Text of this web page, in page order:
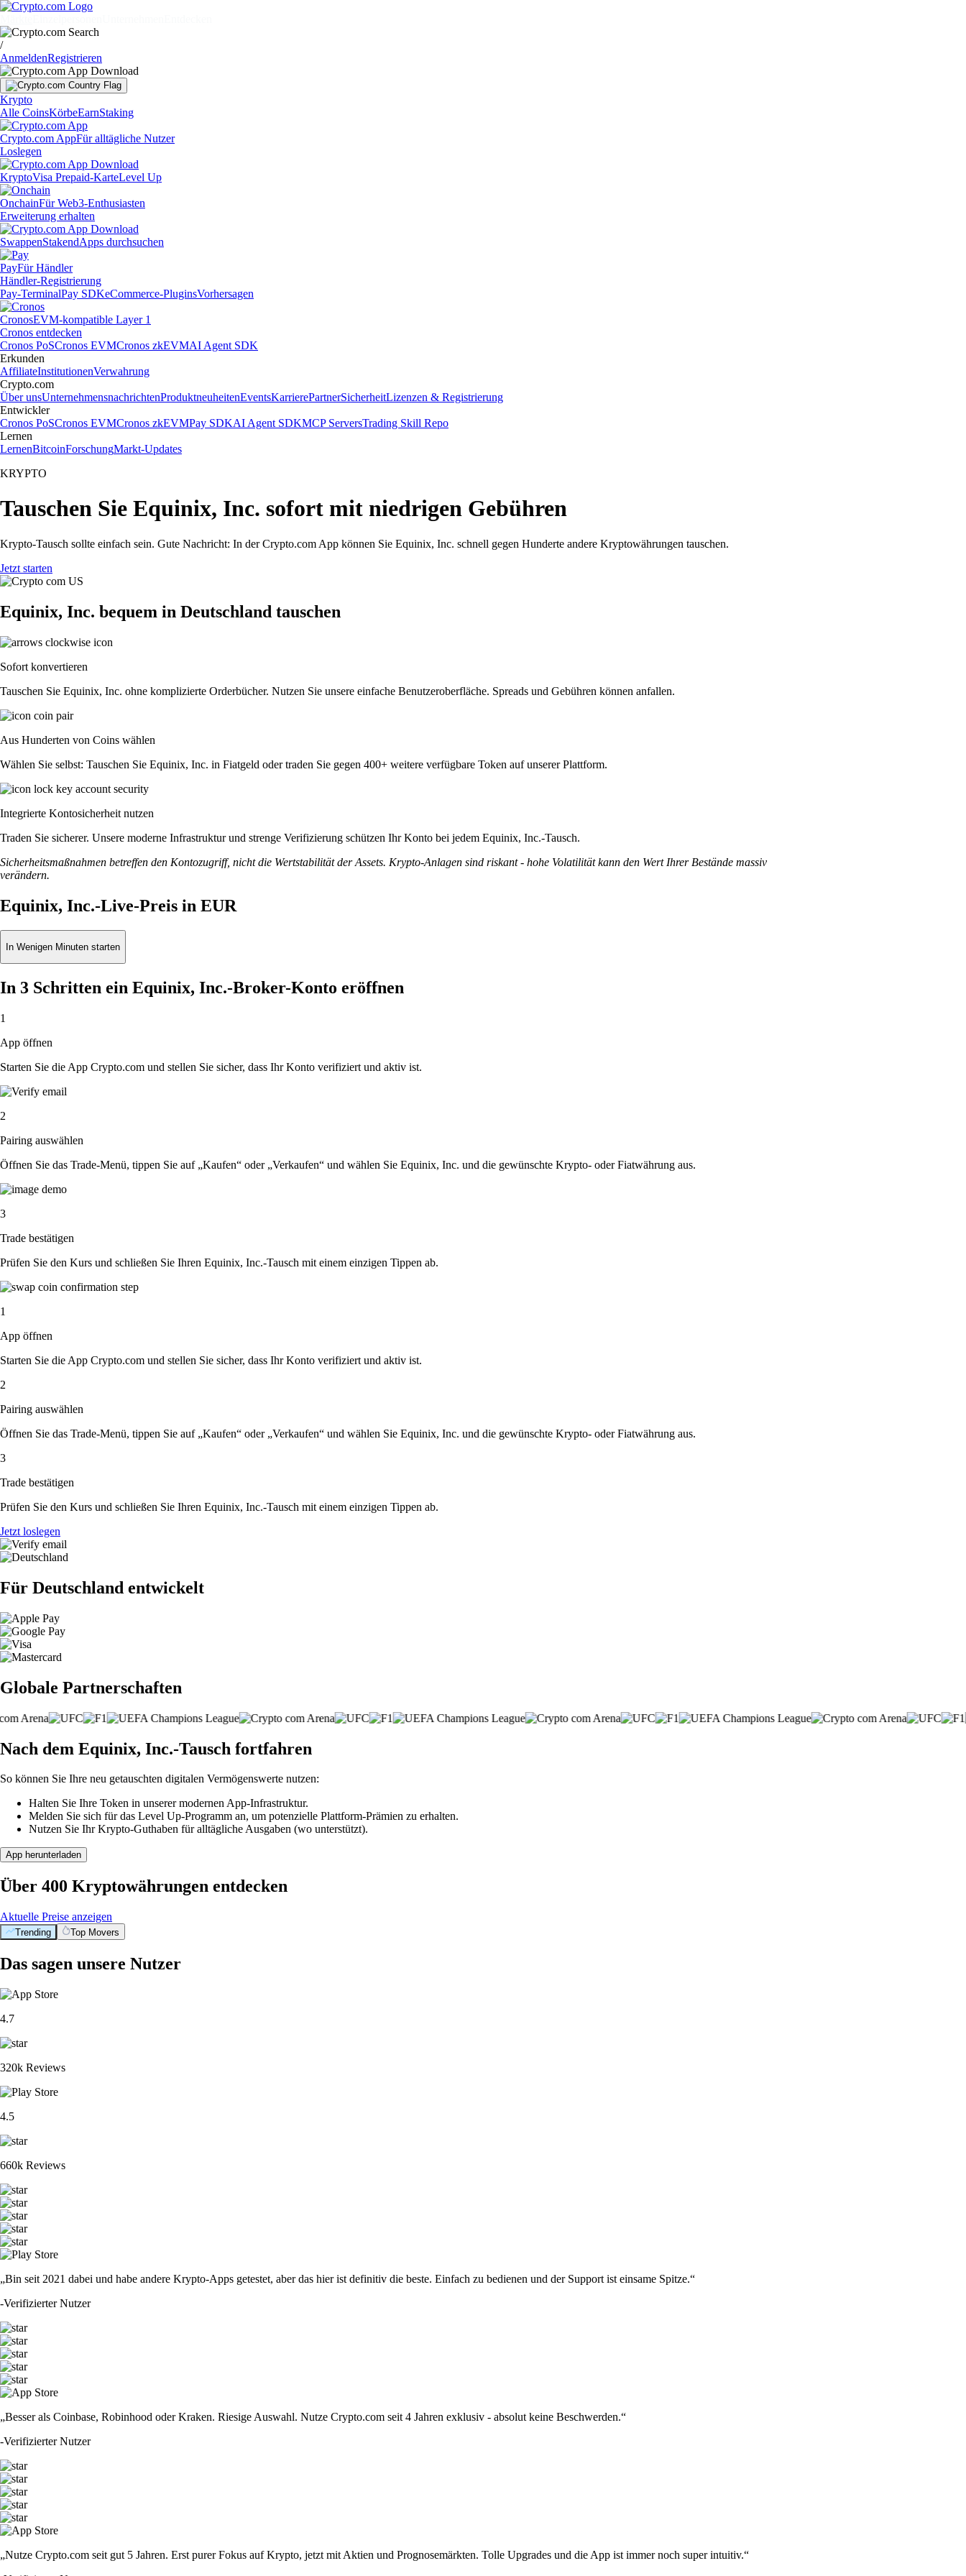
/
AnmeldenRegistrieren
Krypto
Alle CoinsKörbeEarnStaking
Crypto.com AppFür alltägliche Nutzer
Loslegen
KryptoVisa Prepaid-KarteLevel Up
OnchainFür Web3-Enthusiasten
Erweiterung erhalten
SwappenStakendApps durchsuchen
PayFür Händler
Händler-Registrierung
Pay-TerminalPay SDKeCommerce-PluginsVorhersagen
CronosEVM-kompatible Layer 1
Cronos entdecken
Cronos PoSCronos EVMCronos zkEVMAI Agent SDK
Erkunden
AffiliateInstitutionenVerwahrung
Crypto.com
Über unsUnternehmensnachrichtenProduktneuheitenEventsKarrierePartnerSicherheitLizenzen & Registrierung
Entwickler
Cronos PoSCronos EVMCronos zkEVMPay SDKAI Agent SDKMCP ServersTrading Skill Repo
Lernen
LernenBitcoinForschungMarkt-Updates
KRYPTO
Tauschen Sie Equinix, Inc. sofort mit niedrigen Gebühren
Krypto-Tausch sollte einfach sein. Gute Nachricht: In der Crypto.com App können Sie Equinix, Inc. schnell gegen Hunderte andere Kryptowährungen tauschen.
Jetzt starten
Equinix, Inc. bequem in Deutschland tauschen
Sofort konvertieren
Tauschen Sie Equinix, Inc. ohne komplizierte Orderbücher. Nutzen Sie unsere einfache Benutzeroberfläche. Spreads und Gebühren können anfallen.
Aus Hunderten von Coins wählen
Wählen Sie selbst: Tauschen Sie Equinix, Inc. in Fiatgeld oder traden Sie gegen 400+ weitere verfügbare Token auf unserer Plattform.
Integrierte Kontosicherheit nutzen
Traden Sie sicherer. Unsere moderne Infrastruktur und strenge Verifizierung schützen Ihr Konto bei jedem Equinix, Inc.-Tausch.
Sicherheitsmaßnahmen betreffen den Kontozugriff, nicht die Wertstabilität der Assets. Krypto-Anlagen sind riskant - hohe Volatilität kann den Wert Ihrer Bestände massiv
verändern.
Equinix, Inc.-Live-Preis in EUR
In Wenigen Minuten starten
In 3 Schritten ein Equinix, Inc.-Broker-Konto eröffnen
1
App öffnen
Starten Sie die App Crypto.com und stellen Sie sicher, dass Ihr Konto verifiziert und aktiv ist.
2
Pairing auswählen
Öffnen Sie das Trade-Menü, tippen Sie auf „Kaufen“ oder „Verkaufen“ und wählen Sie Equinix, Inc. und die gewünschte Krypto- oder Fiatwährung aus.
3
Trade bestätigen
Prüfen Sie den Kurs und schließen Sie Ihren Equinix, Inc.-Tausch mit einem einzigen Tippen ab.
1
App öffnen
Starten Sie die App Crypto.com und stellen Sie sicher, dass Ihr Konto verifiziert und aktiv ist.
2
Pairing auswählen
Öffnen Sie das Trade-Menü, tippen Sie auf „Kaufen“ oder „Verkaufen“ und wählen Sie Equinix, Inc. und die gewünschte Krypto- oder Fiatwährung aus.
3
Trade bestätigen
Prüfen Sie den Kurs und schließen Sie Ihren Equinix, Inc.-Tausch mit einem einzigen Tippen ab.
Jetzt loslegen
Für Deutschland entwickelt
Globale Partnerschaften
Nach dem Equinix, Inc.-Tausch fortfahren
So können Sie Ihre neu getauschten digitalen Vermögenswerte nutzen:
Halten Sie Ihre Token in unserer modernen App-Infrastruktur.
Melden Sie sich für das Level Up-Programm an, um potenzielle Plattform-Prämien zu erhalten.
Nutzen Sie Ihr Krypto-Guthaben für alltägliche Ausgaben (wo unterstützt).
App herunterladen
Über 400 Kryptowährungen entdecken
Aktuelle Preise anzeigen
Trending Top Movers
Das sagen unsere Nutzer
4.7
320k Reviews
4.5
660k Reviews
„Bin seit 2021 dabei und habe andere Krypto-Apps getestet, aber das hier ist definitiv die beste. Einfach zu bedienen und der Support ist einsame Spitze.“
-Verifizierter Nutzer
„Besser als Coinbase, Robinhood oder Kraken. Riesige Auswahl. Nutze Crypto.com seit 4 Jahren exklusiv - absolut keine Beschwerden.“
-Verifizierter Nutzer
„Nutze Crypto.com seit gut 5 Jahren. Erst purer Fokus auf Krypto, jetzt mit Aktien und Prognosemärkten. Tolle Upgrades und die App ist immer noch super intuitiv.“